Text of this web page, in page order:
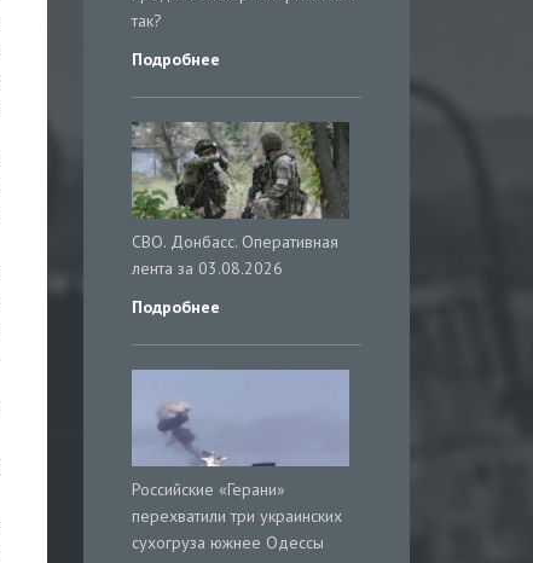
так?
Подробнее
СВО. Донбасс. Оперативная
лента за 03.08.2026
Подробнее
Российские «Герани»
перехватили три украинских
сухогруза южнее Одессы